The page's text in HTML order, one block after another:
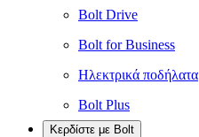
Bolt Drive
Bolt for Business
Ηλεκτρικά ποδήλατα
Bolt Plus
Κερδίστε με Bolt